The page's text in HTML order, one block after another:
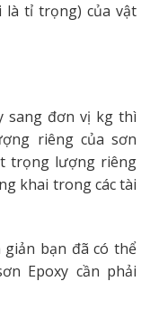
là tỉ trọng) của vật
sang đơn vị kg thì
riêng của sơn
trọng lượng riêng
khai trong các tài
giản bạn đã có thể
Epoxy cần phải